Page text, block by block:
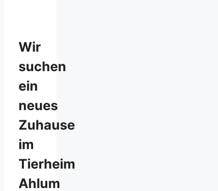
Wir
suchen
ein
neues
Zuhause
im
Tierheim
Ahlum